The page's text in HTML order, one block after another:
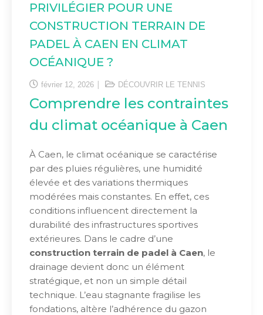
PRIVILÉGIER POUR UNE
CONSTRUCTION TERRAIN DE
PADEL À CAEN EN CLIMAT
OCÉANIQUE ?
février 12, 2026 DÉCOUVRIR LE TENNIS
Comprendre les contraintes
du climat océanique à Caen
À Caen, le climat océanique se caractérise
par des pluies régulières, une humidité
élevée et des variations thermiques
modérées mais constantes. En effet, ces
conditions influencent directement la
durabilité des infrastructures sportives
extérieures. Dans le cadre d’une
construction terrain de padel à Caen, le
drainage devient donc un élément
stratégique, et non un simple détail
technique. L’eau stagnante fragilise les
fondations, altère l’adhérence du gazon